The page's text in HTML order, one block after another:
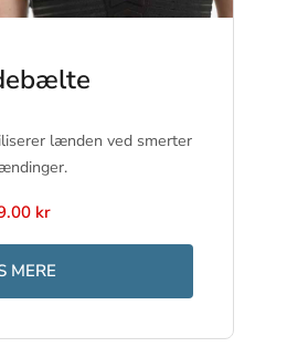
lænden ved smerter
kr
MERE